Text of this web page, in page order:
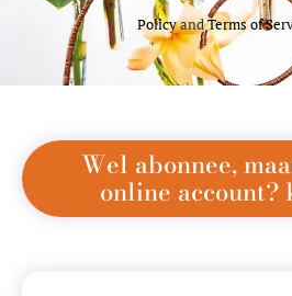
PolicyandTerms of
Wel abonnee,
online